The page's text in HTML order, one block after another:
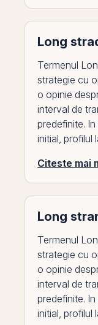
Long
Termenul
strategie cu
o opinie
interval de
predefinite.
initial, profilul
Citeste mai
Long
Termenul
strategie cu
o opinie
interval de
predefinite.
initial, profilul